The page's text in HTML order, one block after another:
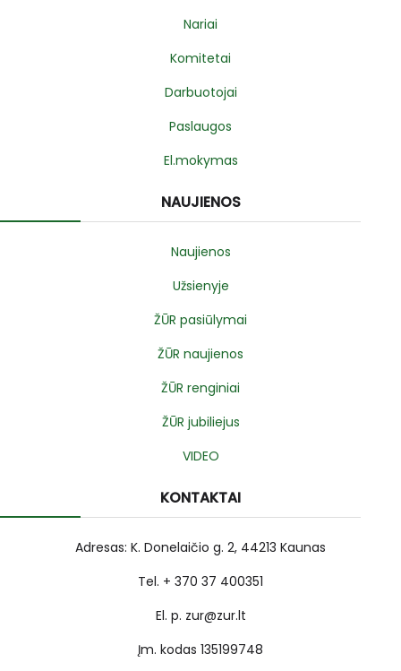
Nariai
Komitetai
Darbuotojai
Paslaugos
El.mokymas
NAUJIENOS
Naujienos
Užsienyje
ŽŪR pasiūlymai
ŽŪR naujienos
ŽŪR renginiai
ŽŪR jubiliejus
VIDEO
KONTAKTAI
Adresas: K. Donelaičio g. 2, 44213 Kaunas
Tel. + 370 37 400351
El. p. zur@zur.lt
Įm. kodas 135199748